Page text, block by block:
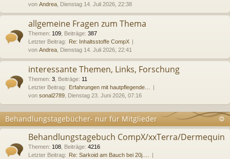
von Andrea , Dienstag 14. Juli 2026, 22:38
allgemeine Fragen zum Thema
Themen: 109 Beiträge: 387
Letzter Beitrag: Re: Inhaltsstoffe CompX
von Andrea , Dienstag 14. Juli 2026, 22:41
interessante Themen, Links, Forschung
Themen: 3 Beiträge: 11
Letzter Beitrag: Erfahrungen mit hautpflegende…
von sonal2789 , Dienstag 23. Juni 2026, 07:16
Behandlungstagebücher- nur für Mitglieder
Behandlungstagebuch CompX/xxTerra/Dermequin
Themen: 108 Beiträge: 4216
Letzter Beitrag: Re: Sarkoid am Bauch bei 20j.…